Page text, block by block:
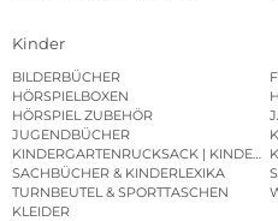
Kinder
BILDERBÜCHER
HÖRSPIELBOXEN
HÖRSPIEL ZUBEHÖR
JUGENDBÜCHER
SACHBÜCHER & KINDERLEXIKA
TURNBEUTEL & SPORTTASCHEN
KLEIDER